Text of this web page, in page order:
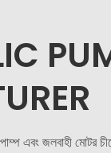
এবং জলবাহী মোটর